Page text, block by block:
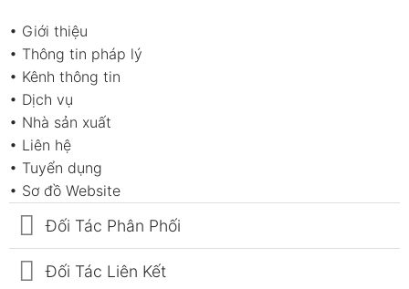
• Giới thiệu
• Thông tin pháp lý
• Kênh thông tin
• Dịch vụ
• Nhà sản xuất
• Liên hệ
• Tuyển dụng
• Sơ đồ Website
Đối Tác Phân Phối
Đối Tác Liên Kết